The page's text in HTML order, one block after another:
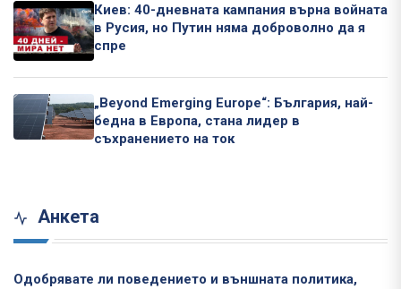
Киев: 40-дневната кампания върна войната
в Русия, но Путин няма доброволно да я
спре
„Beyond Emerging Europe“: България, най-
бедна в Европа, стана лидер в
съхранението на ток
Анкета
Одобрявате ли поведението и външната политика,